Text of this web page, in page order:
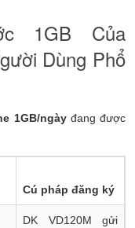
1GB Của
Dùng Phổ
1GB/ngàyđang được
Cú pháp đăng ký
DK VD120M gửi